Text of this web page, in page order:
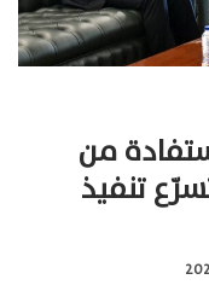
من
تنفيذ